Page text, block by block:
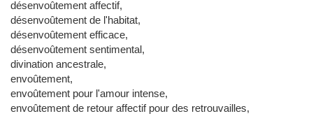
désenvoûtement affectif,
désenvoûtement de l'habitat,
désenvoûtement efficace,
désenvoûtement sentimental,
divination ancestrale,
envoûtement,
envoûtement pour l'amour intense,
envoûtement de retour affectif pour des retrouvailles,